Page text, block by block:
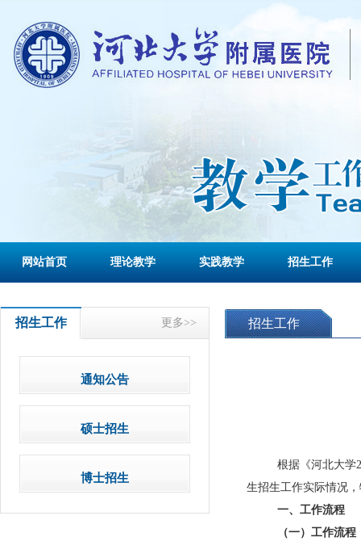
网站首页 理论教学 实践教学 招生工作
招生工作 更多>>
通知公告
硕士招生
博士招生
招生工作
根据《河北大学
生招生工作实际情况
一、 工作流程
（一） 工作流程